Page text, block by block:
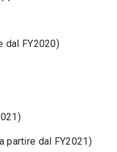
dal FY2020)
partire dal FY2021)